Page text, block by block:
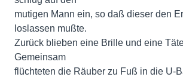
mutigen Mann ein, so daß dieser den
loslassen mußte.
Zurück blieben eine Brille und eine
Gemeinsam
flüchteten die Räuber zu Fuß in die U-